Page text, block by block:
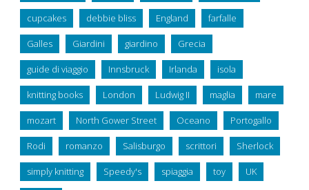
cupcakes debbie bliss England farfalle
Galles Giardini giardino Grecia
guide di viaggio Innsbruck Irlanda isola
knitting books London Ludwig II maglia mare
mozart North Gower Street Oceano Portogallo
Rodi romanzo Salisburgo scrittori Sherlock
simply knitting Speedy's spiaggia toy UK